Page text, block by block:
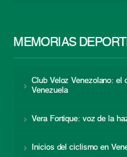
MEMORIAS
Club Veloz Venezolano:
Venezuela
Vera Fortique: voz de la
Inicios del ciclismo en